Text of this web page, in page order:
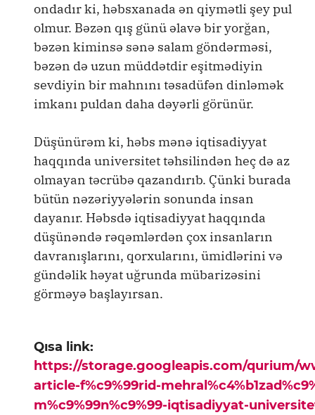
ondadır ki, həbsxanada ən qiymətli şey pul
olmur. Bəzən qış günü əlavə bir yorğan,
bəzən kiminsə sənə salam göndərməsi,
bəzən də uzun müddətdir eşitmədiyin
sevdiyin bir mahnını təsadüfən dinləmək
imkanı puldan daha dəyərli görünür.
Düşünürəm ki, həbs mənə iqtisadiyyat
haqqında universitet təhsilindən heç də az
olmayan təcrübə qazandırıb. Çünki burada
bütün nəzəriyyələrin sonunda insan
dayanır. Həbsdə iqtisadiyyat haqqında
düşünəndə rəqəmlərdən çox insanların
davranışlarını, qorxularını, ümidlərini və
gündəlik həyat uğrunda mübarizəsini
görməyə başlayırsan.
Qısa link:
https://storage.googleapis.com/qurium/
article-f%c9%99rid-
m%c9%99n%c9%99-iqtisadiyyat-